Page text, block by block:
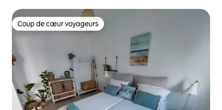
Coup de cœur voyageurs
Coup de cœur voyageurs